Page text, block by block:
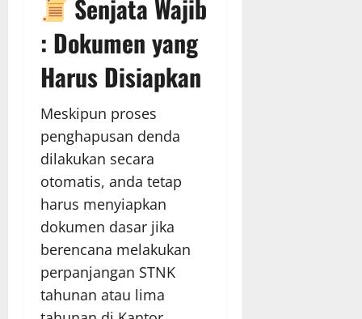
Senjata Wajib
: Dokumen yang
Harus Disiapkan
Meskipun proses
penghapusan denda
dilakukan secara
otomatis, anda tetap
harus menyiapkan
dokumen dasar jika
berencana melakukan
perpanjangan STNK
tahunan atau lima